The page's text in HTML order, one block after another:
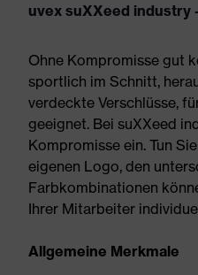
uvex suXXeed industry
Ohne Kompromisse gut
sportlich im Schnitt,
verdeckte Verschlüsse,
geeignet. Bei suXXeed
Kompromisse ein. Tun
eigenen Logo, den
Farbkombinationen
Ihrer Mitarbeiter
Allgemeine Merkmale